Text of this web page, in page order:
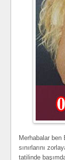
Merhabalar ben
sınırlarını
tatilinde